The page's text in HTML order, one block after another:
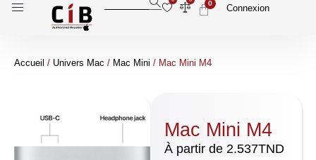
0 Connexion
Accueil / Univers Mac / Mac Mini / Mac Mini M4
Mac Mini M4
À partir de2.537TND